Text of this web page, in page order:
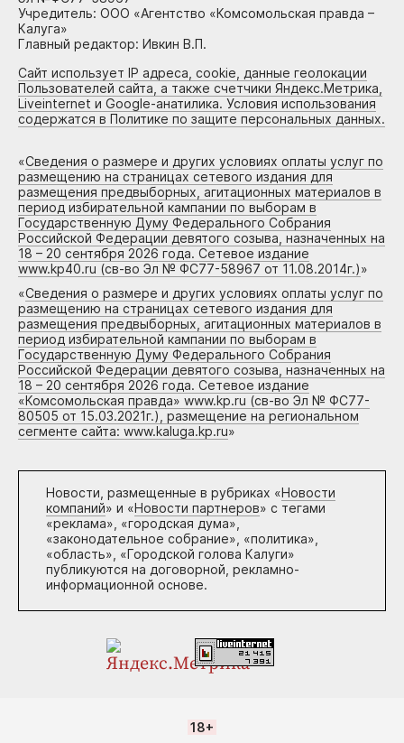
Учредитель: ООО «Агентство «Комсомольская правда –
Калуга»
Главный редактор: Ивкин В.П.
Сайт использует IP адреса, cookie, данные геолокации
Пользователей сайта, а также счетчики Яндекс.Метрика,
Liveinternet и Google-анатилика. Условия использования
содержатся в Политике по защите персональных данных.
«Сведения о размере и других условиях оплаты услуг по
размещению на страницах сетевого издания для
размещения предвыборных, агитационных материалов в
период избирательной кампании по выборам в
Государственную Думу Федерального Собрания
Российской Федерации девятого созыва, назначенных на
18 – 20 сентября 2026 года. Сетевое издание
www.kp40.ru (св-во Эл № ФС77-58967 от 11.08.2014г.)»
«Сведения о размере и других условиях оплаты услуг по
размещению на страницах сетевого издания для
размещения предвыборных, агитационных материалов в
период избирательной кампании по выборам в
Государственную Думу Федерального Собрания
Российской Федерации девятого созыва, назначенных на
18 – 20 сентября 2026 года. Сетевое издание
«Комсомольская правда» www.kp.ru (св-во Эл № ФС77-
80505 от 15.03.2021г.), размещение на региональном
сегменте сайта: www.kaluga.kp.ru»
Новости, размещенные в рубриках «Новости
компаний» и «Новости партнеров» с тегами
«реклама», «городская дума»,
«законодательное собрание», «политика»,
«область», «Городской голова Калуги»
публикуются на договорной, рекламно-
информационной основе.
18+